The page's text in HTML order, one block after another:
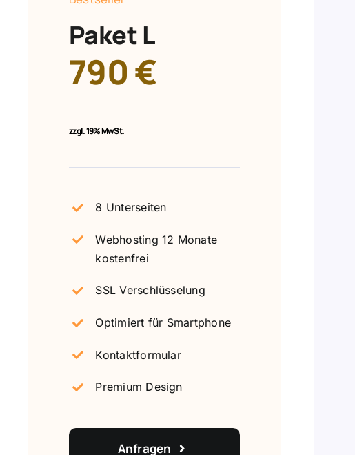
Paket L
790 €
zzgl.19% MwSt.
8 Unterseiten
Webhosting 12 Monate
kostenfrei
SSL Verschlüsselung
Optimiert für Smartphone
Kontaktformular
Premium Design
Anfragen